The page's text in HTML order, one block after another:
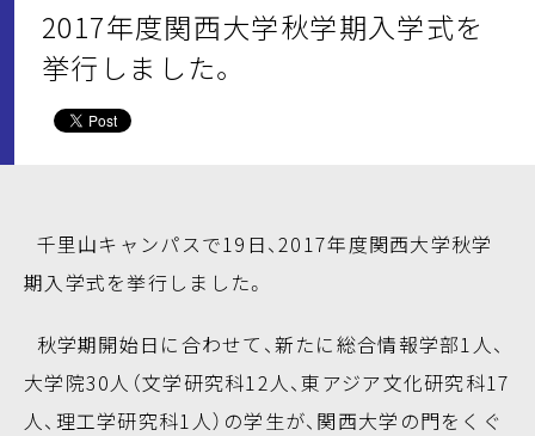
2017年度関西大学秋学期入学式を
挙行しました。
千里山キャンパスで19日、2017年度関西大学秋学
期入学式を挙行しました。
秋学期開始日に合わせて、新たに総合情報学部1人、
大学院30人（文学研究科12人、東アジア文化研究科17
人、理工学研究科1人）の学生が、関西大学の門をくぐ